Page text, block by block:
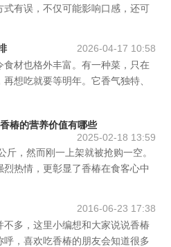
有误，不仅可能影响口感，还可
2026-04-17 10:58
材也格外丰富。有一种菜，只在
想吃就要等明年。它香气独特、
椿的营养价值有哪些
2025-02-18 13:59
，然而刚一上架就被抢购一空。
热情，更彰显了香椿在食客心中
2016-06-23 17:38
多，这里小编想和大家说说香椿
，喜欢吃香椿的朋友会知道很多